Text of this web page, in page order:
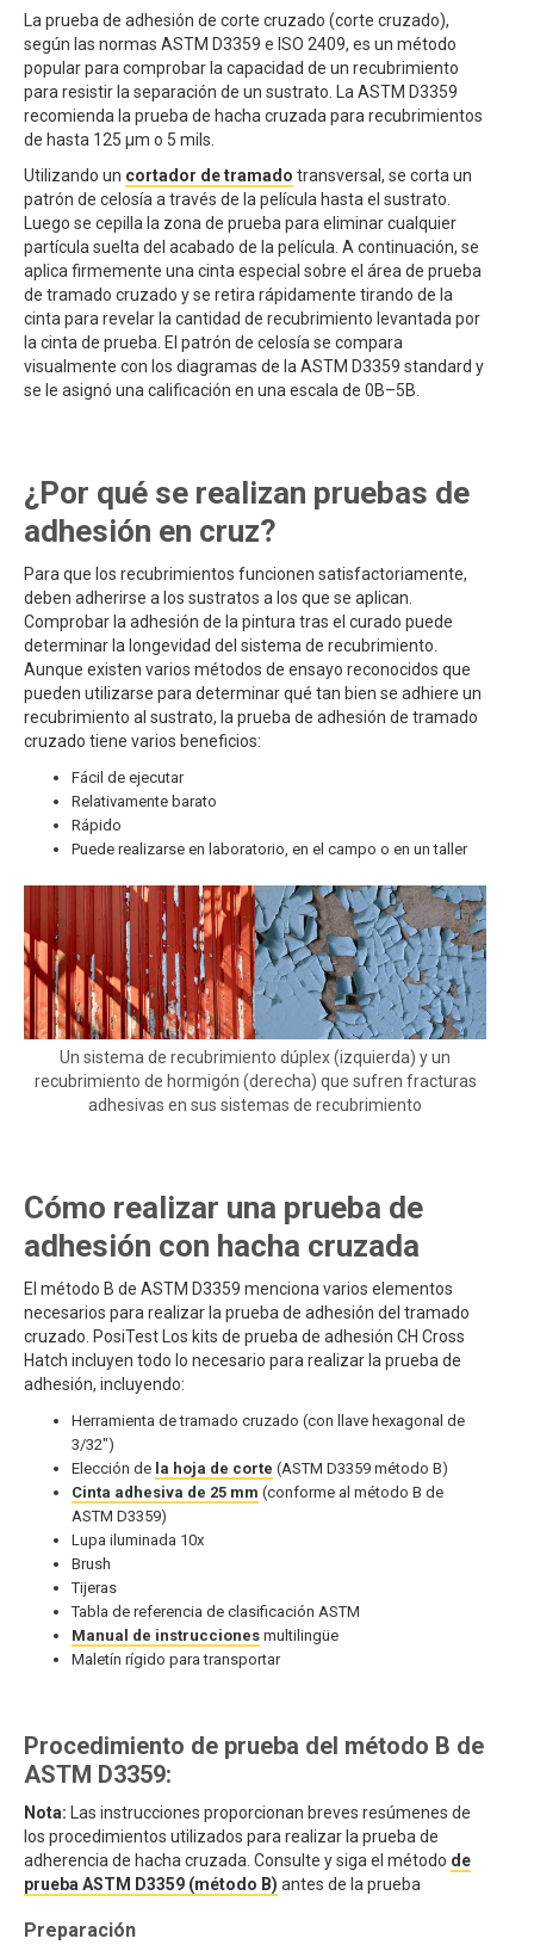
La prueba de adhesión de corte cruzado (corte cruzado),
según las normas ASTM D3359 e ISO 2409, es un método
popular para comprobar la capacidad de un recubrimiento
para resistir la separación de un sustrato. La ASTM D3359
recomienda la prueba de hacha cruzada para recubrimientos
de hasta 125 μm o 5 mils.
Utilizando un cortador de tramado transversal, se corta un
patrón de celosía a través de la película hasta el sustrato.
Luego se cepilla la zona de prueba para eliminar cualquier
partícula suelta del acabado de la película. A continuación, se
aplica firmemente una cinta especial sobre el área de prueba
de tramado cruzado y se retira rápidamente tirando de la
cinta para revelar la cantidad de recubrimiento levantada por
la cinta de prueba. El patrón de celosía se compara
visualmente con los diagramas de la ASTM D3359 standard y
se le asignó una calificación en una escala de 0B–5B.
¿Por qué se realizan pruebas de
adhesión en cruz?
Para que los recubrimientos funcionen satisfactoriamente,
deben adherirse a los sustratos a los que se aplican.
Comprobar la adhesión de la pintura tras el curado puede
determinar la longevidad del sistema de recubrimiento.
Aunque existen varios métodos de ensayo reconocidos que
pueden utilizarse para determinar qué tan bien se adhiere un
recubrimiento al sustrato, la prueba de adhesión de tramado
cruzado tiene varios beneficios:
Fácil de ejecutar
Relativamente barato
Rápido
Puede realizarse en laboratorio, en el campo o en un taller
Un sistema de recubrimiento dúplex (izquierda) y un
recubrimiento de hormigón (derecha) que sufren fracturas
adhesivas en sus sistemas de recubrimiento
Cómo realizar una prueba de
adhesión con hacha cruzada
El método B de ASTM D3359 menciona varios elementos
necesarios para realizar la prueba de adhesión del tramado
cruzado. PosiTest Los kits de prueba de adhesión CH Cross
Hatch incluyen todo lo necesario para realizar la prueba de
adhesión, incluyendo:
Herramienta de tramado cruzado (con llave hexagonal de
3/32")
Elección de la hoja de corte (ASTM D3359 método B)
Cinta adhesiva de 25 mm (conforme al método B de
ASTM D3359)
Lupa iluminada 10x
Brush
Tijeras
Tabla de referencia de clasificación ASTM
Manual de instrucciones multilingüe
Maletín rígido para transportar
Procedimiento de prueba del método B de
ASTM D3359:
Nota: Las instrucciones proporcionan breves resúmenes de
los procedimientos utilizados para realizar la prueba de
adherencia de hacha cruzada. Consulte y siga el método de
prueba ASTM D3359 (método B) antes de la prueba
Preparación